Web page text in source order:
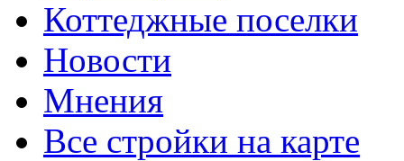
Коттеджные поселки
Новости
Мнения
Все стройки на карте